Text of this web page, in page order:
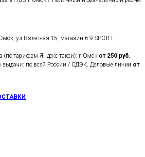
ул.Взлётная 15, магазин 6.9 SPORT -
(по тарифам Яндекс такси): г.Омск от 250 руб.
выдачи: по всей России / СДЭК, Деловые линии от